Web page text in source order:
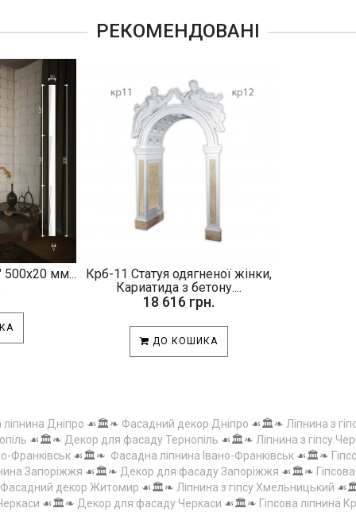
РЕКОМЕНДОВАНІ
500х20 мм...
Крб-11 Статуя одягненої жінки,
Кариатида з бетону....
18 616 грн.
ДО КОШИКА
ліпнина Дніпро ☙🏛️❧ Фасадний декор Дніпро ☙🏛️❧ Ліпнина з
☙🏛️❧ Декор для фасаду Тернопіль ☙🏛️❧ Ліпнина з гіпсу
Франківськ ☙🏛️❧ Фасадна ліпнина Івано-Франківськ ☙🏛️❧
Запоріжжя ☙🏛️❧ Декор для фасаду Запоріжжя ☙🏛️❧
Фасадний декор Житомир ☙🏛️❧ Ліпнина з гіпсу Хмельницький
☙🏛️❧ Декор для фасаду Черкаси ☙🏛️❧ Гіпсова ліпнина